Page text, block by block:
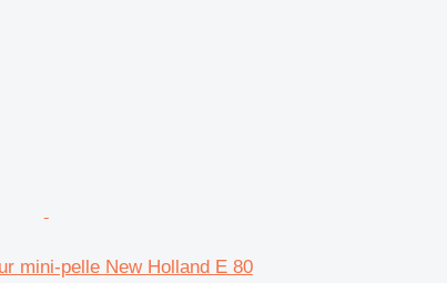
mini-pelle New Holland E 80